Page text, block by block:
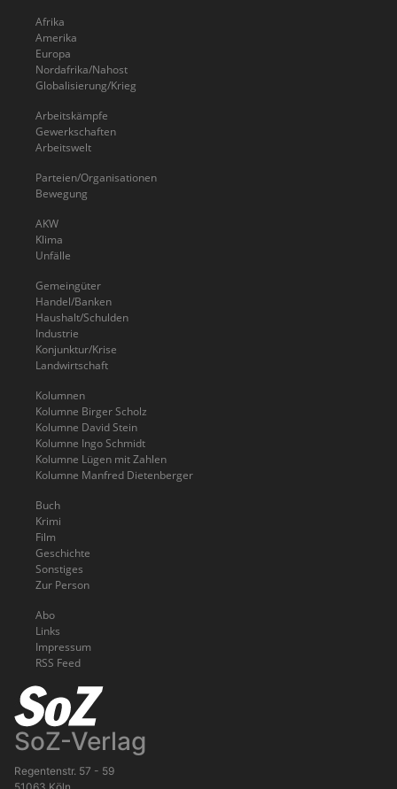
Afrika
Amerika
Europa
Nordafrika/Nahost
Globalisierung/Krieg
Arbeitskämpfe
Gewerkschaften
Arbeitswelt
Parteien/Organisationen
Bewegung
AKW
Klima
Unfälle
Gemeingüter
Handel/Banken
Haushalt/Schulden
Industrie
Konjunktur/Krise
Landwirtschaft
Kolumnen
Kolumne Birger Scholz
Kolumne David Stein
Kolumne Ingo Schmidt
Kolumne Lügen mit Zahlen
Kolumne Manfred Dietenberger
Buch
Krimi
Film
Geschichte
Sonstiges
Zur Person
Abo
Links
Impressum
RSS Feed
SoZ-Verlag
Regentenstr. 57 - 59